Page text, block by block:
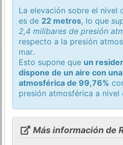
La elevación sobre el nivel
es de 22 metros, lo que
2,4 milibares de presión
respecto a la presión
mar.
Esto supone que un
dispone de un aire con
atmosférica de 99,76%
presión atmosférica a nivel
Más información de